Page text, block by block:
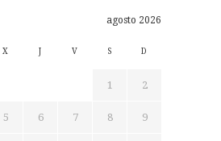
agosto 2026
X J V S D
1 2
5 6 7 8 9